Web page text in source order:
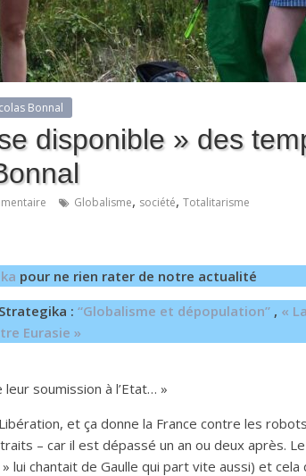
Bonnal
disponible » des
Globalisme, société, Totalitarisme
pour ne rien rater de notre actualité
: “Globalisme et dépopulation” , «
Eurasie »
leur soumission à l’Etat… »
et ça donne la France contre les
– car il est dépassé un an ou deux après.
lui chantait de Gaulle qui part vite aussi) et cela